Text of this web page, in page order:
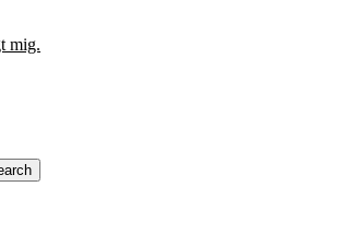
mig.